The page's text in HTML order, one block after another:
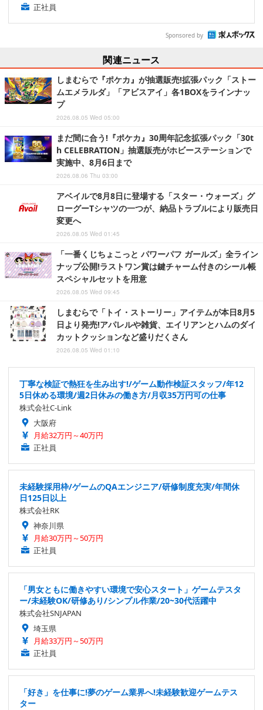
正社員
Sponsored by
関連ニュース
しまむらで『ポケカ』が抽選販売!拡張パック「ストー
ムエメラルダ」「アビスアイ」各1BOXをラインナッ
プ
2026.08.05 Wed 05:00
まだ間に合う!『ポケカ』30周年記念拡張パック「30t
h CELEBRATION」抽選販売がホビーステーションで
実施中、8月6日まで
2026.08.06 Thu 03:00
アベイルで8月8日に登場する「スター・ウォーズ」グ
ローグーTシャツの一つが、納品トラブルにより販売日
変更へ
2026.08.05 Wed 01:45
「一番くじちょこっと パワーパフ ガールズ」全ライン
ナップ公開!ラストワン賞は鍵チャーム付きのシール帳
スペシャルセットを用意
2026.08.05 Wed 09:45
しまむらで「トイ・ストーリー」アイテムが本日8月5
日より発売!アパレルや雑貨、エイリアンとハムのダイ
カットクッションなど盛りだくさん
2026.08.05 Wed 01:10
丁寧な検証で熱狂を生み出す!/ゲーム動作検証スタッフ/年12
5日休める環境/週2日休みの働き方/月収35万円可の仕事
株式会社C-Link
大阪府
月給32万円～40万円
正社員
未経験採用枠/ゲームのQAエンジニア/研修制度充実/年間休
日125日以上
株式会社RK
神奈川県
月給30万円～50万円
正社員
「男女ともに働きやすい環境で安心スタート」ゲームテスタ
ー/未経験OK/研修あり/シンプル作業/20~30代活躍中
株式会社SNJAPAN
埼玉県
月給33万円～50万円
正社員
「好き」を仕事に!夢のゲーム業界へ!未経験歓迎ゲームテス
ター